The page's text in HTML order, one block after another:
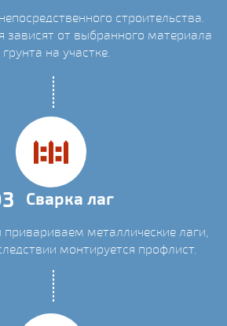
строительства.
зависят от выбранного материала
грунта на участке.
Сварка лаг
металлические лаги,
монтируется профлист.